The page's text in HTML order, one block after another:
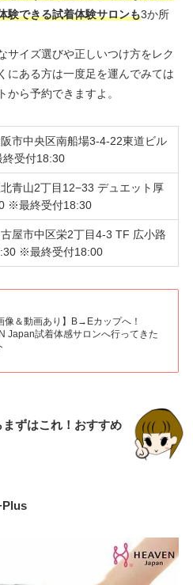
験できる試着体験サロンも3か所
サイズ選びや正しいつけ方をレク
にある方は一度足を運んでみては
から予約できますよ。
市中央区南船場3-4-22東道ビル
受付18:30
青山2丁目12−33 デュエット厚
※最終受付18:30
屋市中区栄2丁目4-3 TF 広小路
※最終受付18:00
像＆動画あり】B→Eカップへ！
Japan試着体感サロンへ行ってきた
ずはこれ！おすすめ